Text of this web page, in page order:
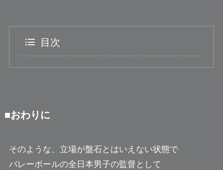
目次
■おわりに
そのような、立場が盤石とはいえない状態で
バレーボールの全日本男子の監督として